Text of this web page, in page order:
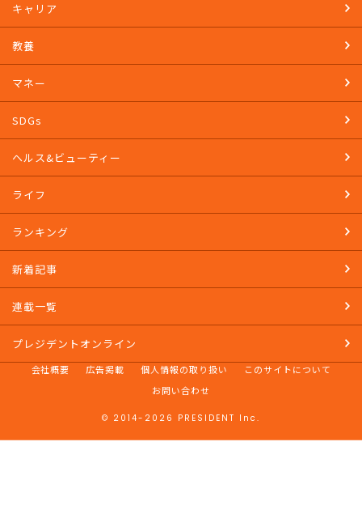
キャリア
教養
マネー
SDGs
ヘルス&ビューティー
ライフ
ランキング
新着記事
連載一覧
プレジデントオンライン
会社概要 広告掲載 個人情報の取り扱い
このサイトについて
お問い合わせ
© 2014-2026 PRESIDENT Inc.